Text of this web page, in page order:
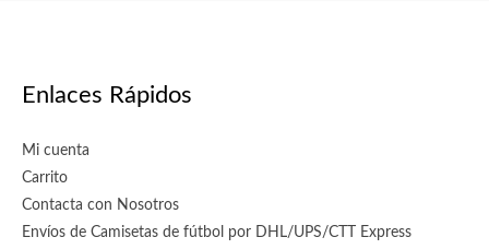
Enlaces Rápidos
Mi cuenta
Carrito
Contacta con Nosotros
Envíos de Camisetas de fútbol por DHL/UPS/CTT Express